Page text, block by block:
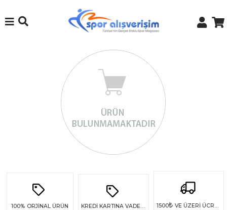
100% ORJİNAL ÜRÜN KREDİ KARTINA VADE FARKSIZ 4 TAKSİT 1500₺ VE ÜZERİ ÜCRETSİZ KARGO